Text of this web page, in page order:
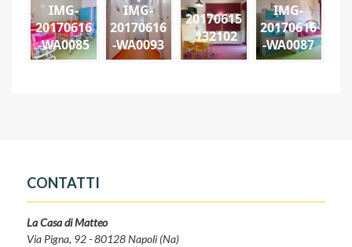
IMG-
20170616
-WA0085
IMG-
20170616
-WA0093
20170615
_132102
IMG-
20170616
-WA0087
CONTATTI
La Casa di Matteo
Via Pigna, 92 - 80128 Napoli (Na)